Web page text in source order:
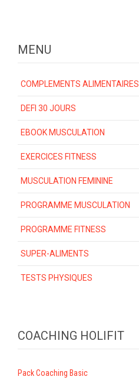
MENU
COMPLEMENTS ALIMENTAIRES
DEFI 30 JOURS
EBOOK MUSCULATION
EXERCICES FITNESS
MUSCULATION FEMININE
PROGRAMME MUSCULATION
PROGRAMME FITNESS
SUPER-ALIMENTS
TESTS PHYSIQUES
COACHING HOLIFIT
Pack Coaching Basic